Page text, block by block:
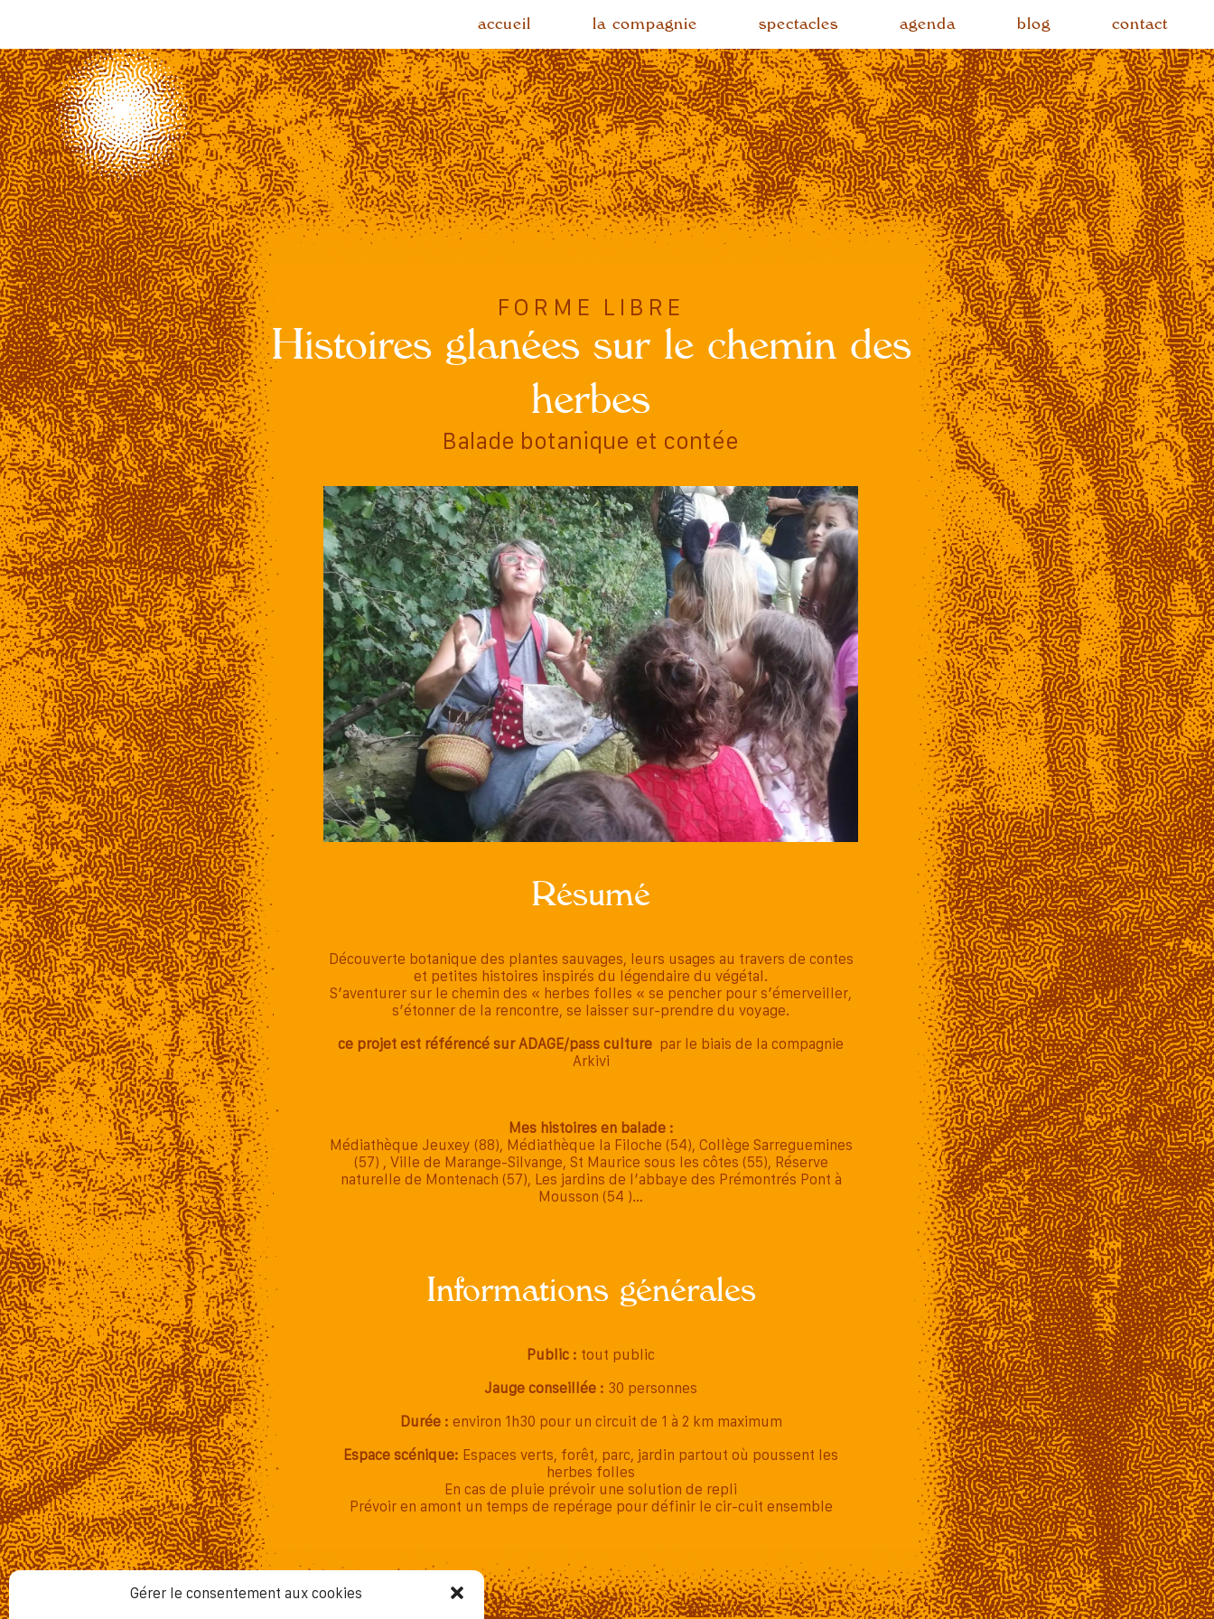
Gérer le consentement aux cookies
accueil la compagnie spectacles agenda blog contact
FORME LIBRE
Histoires glanées sur le chemin des
herbes
Balade botanique et contée
Résumé
Découverte botanique des plantes sauvages, leurs usages au travers de contes
et petites histoires inspirés du légendaire du végétal.
S’aventurer sur le chemin des « herbes folles « se pencher pour s’émerveiller,
s’étonner de la rencontre, se laisser sur-prendre du voyage.
ce projet est référencé sur ADAGE/pass culture par le biais de la compagnie
Arkivi
Mes histoires en balade :
Médiathèque Jeuxey (88), Médiathèque la Filoche (54), Collège Sarreguemines
(57) , Ville de Marange-Silvange, St Maurice sous les côtes (55), Réserve
naturelle de Montenach (57), Les jardins de l’abbaye des Prémontrés Pont à
Mousson (54 )…
Informations générales
Public : tout public
Jauge conseillée : 30 personnes
Durée : environ 1h30 pour un circuit de 1 à 2 km maximum
Espace scénique: Espaces verts, forêt, parc, jardin partout où poussent les
herbes folles
En cas de pluie prévoir une solution de repli
Prévoir en amont un temps de repérage pour définir le cir-cuit ensemble